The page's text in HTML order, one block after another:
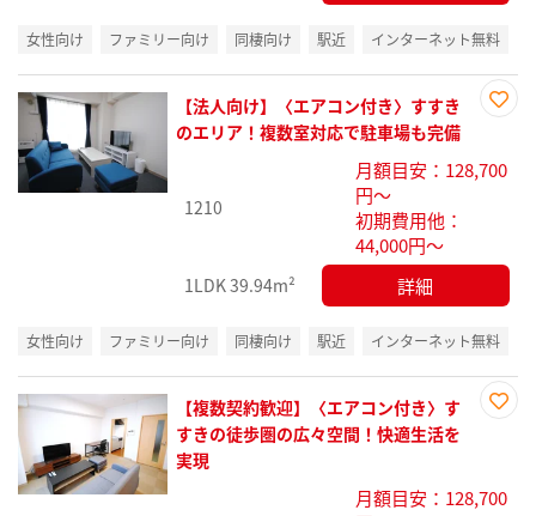
女性向け ファミリー向け 同棲向け 駅近 インターネット無料
り登
【法人向け】〈エアコン付き〉すすき
のエリア！複数室対応で駐車場も完備
1210
月額目安：128,700
円～
初期費用他：
44,000円～
1LDK39.94m² 詳細
女性向け ファミリー向け 同棲向け 駅近 インターネット無料
録
【複数契約歓迎】〈エアコン付き〉す
すきの徒歩圏の広々空間！快適生活を
実現
月額目安：128,700